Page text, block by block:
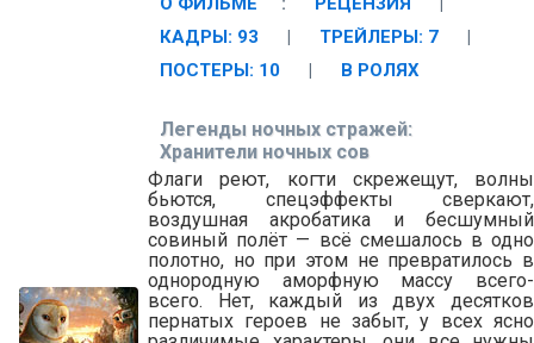
КАДРЫ: 93
| ТРЕЙЛЕРЫ: 7
|
ПОСТЕРЫ: 10
| В РОЛЯХ
Легенды ночных стражей:
Хранители ночных сов
Флаги реют, когти скрежещут, волны
бьются, спецэффекты сверкают,
воздушная акробатика и бесшумный
совиный полёт — всё смешалось в одно
полотно, но при этом не превратилось в
однородную аморфную массу всего-
всего. Нет, каждый из двух десятков
пернатых героев не забыт, у всех ясно